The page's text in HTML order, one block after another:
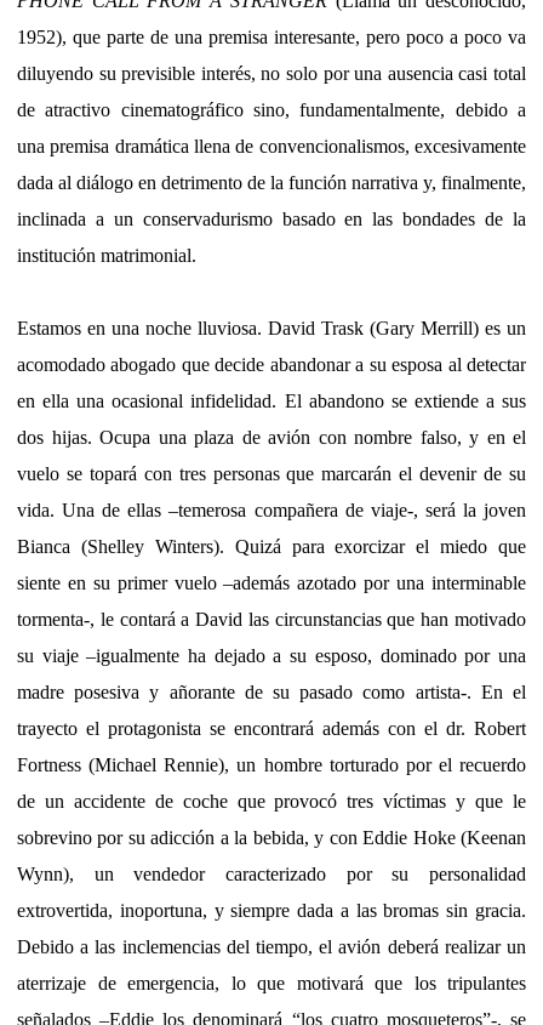
1952), que parte de una premisa interesante, pero poco a poco va
diluyendo su previsible interés, no solo por una ausencia casi total
de atractivo cinematográfico sino, fundamentalmente, debido a
una premisa dramática llena de convencionalismos, excesivamente
dada al diálogo en detrimento de la función narrativa y, finalmente,
inclinada a un conservadurismo basado en las bondades de la
institución matrimonial.
Estamos en una noche lluviosa. David Trask (Gary Merrill) es un
acomodado abogado que decide abandonar a su esposa al detectar
en ella una ocasional infidelidad. El abandono se extiende a sus
dos hijas. Ocupa una plaza de avión con nombre falso, y en el
vuelo se topará con tres personas que marcarán el devenir de su
vida. Una de ellas –temerosa compañera de viaje-, será la joven
Bianca (Shelley Winters). Quizá para exorcizar el miedo que
siente en su primer vuelo –además azotado por una interminable
tormenta-, le contará a David las circunstancias que han motivado
su viaje –igualmente ha dejado a su esposo, dominado por una
madre posesiva y añorante de su pasado como artista-. En el
trayecto el protagonista se encontrará además con el dr. Robert
Fortness (Michael Rennie), un hombre torturado por el recuerdo
de un accidente de coche que provocó tres víctimas y que le
sobrevino por su adicción a la bebida, y con Eddie Hoke (Keenan
Wynn), un vendedor caracterizado por su personalidad
extrovertida, inoportuna, y siempre dada a las bromas sin gracia.
Debido a las inclemencias del tiempo, el avión deberá realizar un
aterrizaje de emergencia, lo que motivará que los tripulantes
señalados –Eddie los denominará “los cuatro mosqueteros”-, se